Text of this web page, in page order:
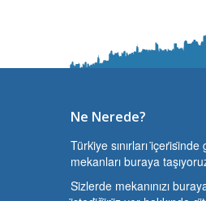
Ne Nerede?
Türki̇ye sınırları
mekanları buraya
Si̇zlerde mekanınızı